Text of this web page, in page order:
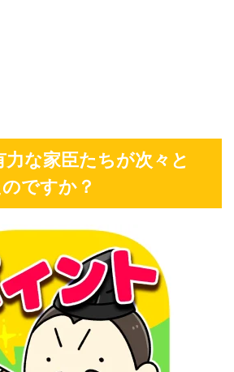
力な家臣たちが次々と
ですか？